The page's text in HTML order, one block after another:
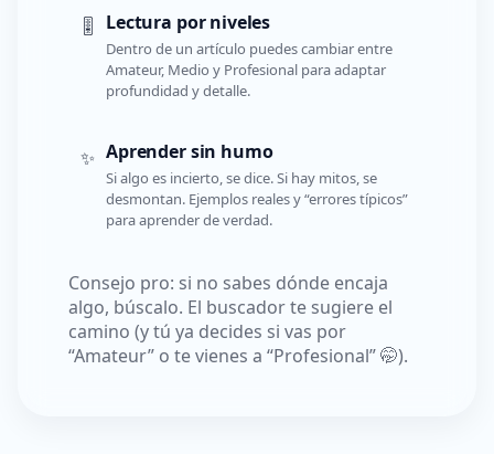
🎚️ Lectura por niveles
Dentro de un artículo puedes cambiar entre
Amateur, Medio y Profesional para adaptar
profundidad y detalle.
✨ Aprender sin humo
Si algo es incierto, se dice. Si hay mitos, se
desmontan. Ejemplos reales y “errores típicos”
para aprender de verdad.
Consejo pro: si no sabes dónde encaja
algo, búscalo. El buscador te sugiere el
camino (y tú ya decides si vas por
“Amateur” o te vienes a “Profesional” 🤭).